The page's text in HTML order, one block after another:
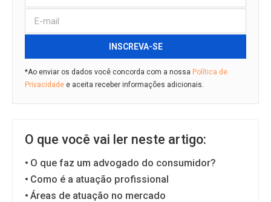
INSCREVA-SE
*Ao enviar os dados você concorda com a nossa Política de
Privacidade e aceita receber informações adicionais.
O que você vai ler neste artigo:
O que faz um advogado do consumidor?
Como é a atuação profissional
Áreas de atuação no mercado